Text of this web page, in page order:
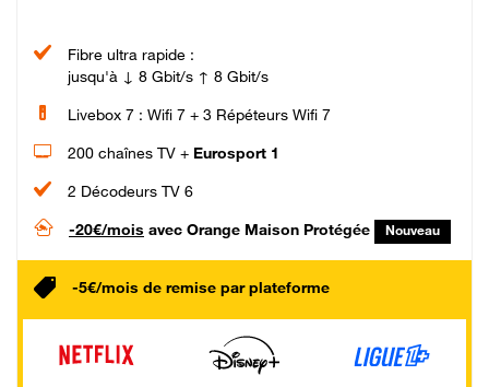
Fibre ultra rapide :
jusqu'à ↓ 8 Gbit/s ↑ 8 Gbit/s
Livebox 7 : Wifi 7 + 3 Répéteurs Wifi 7
200 chaînes TV + Eurosport 1
2 Décodeurs TV 6
-20€/mois avec Orange Maison Protégée Nouveau
-5€/mois de remise par plateforme